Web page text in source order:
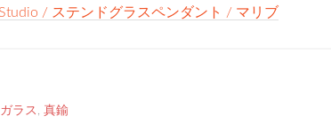
/ ステンドグラスペンダント / マリブ
ガラス , 真鍮